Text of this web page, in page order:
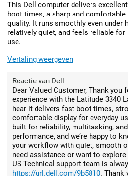
This Dell computer delivers
boot times, a sharp and comfortable
quality. It runs smoothly even under
relatively quiet, and feels reliable for
use.
Vertaling weergeven
Reactie van Dell
Dear Valued Customer, Thank you
experience with the Latitude 3340
hear it delivers fast boot times,
comfortable display for everyday
built for reliability, multitasking,
performance, and we’re happy to
your workflow with quiet, smooth
need assistance or want to explore
US Technical support team is
https://url.dell.com/9b5810. Thank